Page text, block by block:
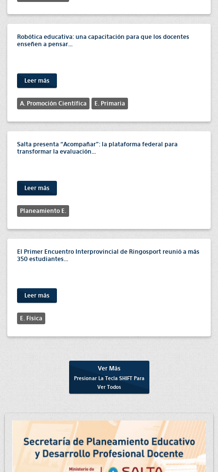
Robótica educativa: una capacitación para que los docentes
enseñen a pensar...
Leer más
A. Promoción Científica E. Primaria
Salta presenta “Acompañar”: la plataforma federal para
transformar la evaluación...
Leer más
Planeamiento E.
El Primer Encuentro Interprovincial de Ringosport reunió a más
350 estudiantes...
Leer más
E. Física
Ver Más
Presionar La Tecla SHIFTPara
Ver Todos